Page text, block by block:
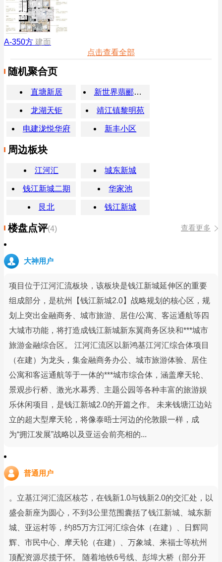
A-350方 建面
点击查看全部
随机聚合页
直塘新居 新世界翡郦中心
龙湖天钜 靖江镇黎明苑
电建泷悦华府 新丰小区
周边板块
江河汇 城东新城
钱江新城二期 华家池
艮北 钱江新城
楼盘点评(4) 查看更多
大神用户
项目位于江河汇流板块，该板块是钱江新城延伸区的重要
组成部分，是杭州【钱江新城2.0】战略规划的核心区，规
划上突出金融商务、城市旅游、居住/公寓、客运通航等四
大城市功能，将打造成钱江新城新东翼商务区块和***城市
旅游金融综合区。 江河汇流区以新鸿基江河汇综合体项目
（在建）为龙头，集金融商务办公、城市旅游体验、居住
公寓和客运通航等于一体的***城市综合体，涵盖摩天轮、
景观步行桥、激光水幕秀、主题公园等各种丰富的旅游娱
乐休闲项目，是钱江新城2.0的开篇之作。 未来钱塘江边站
立的超大型摩天轮，将像泰晤士河边的伦敦眼一样，成
为“拥江发展”战略以及亚运会前亮相的...
普通用户
。立基江河汇流区核芯，在钱新1.0与钱新2.0的交汇处，以
盛会新座为圆心，不到3公里范围囊括了钱江新城、城东新
城、亚运村等，约85万方江河汇综合体（在建）、日辉同
辉、市民中心、摩天轮（在建）、万象城、来福士等杭州
顶配资源尽揽于怀。 随着地铁6号线、彭埠大桥（部分开